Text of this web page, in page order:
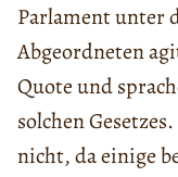
Parlament unter
Abgeordneten
Quote und
solchen
nicht, da einige